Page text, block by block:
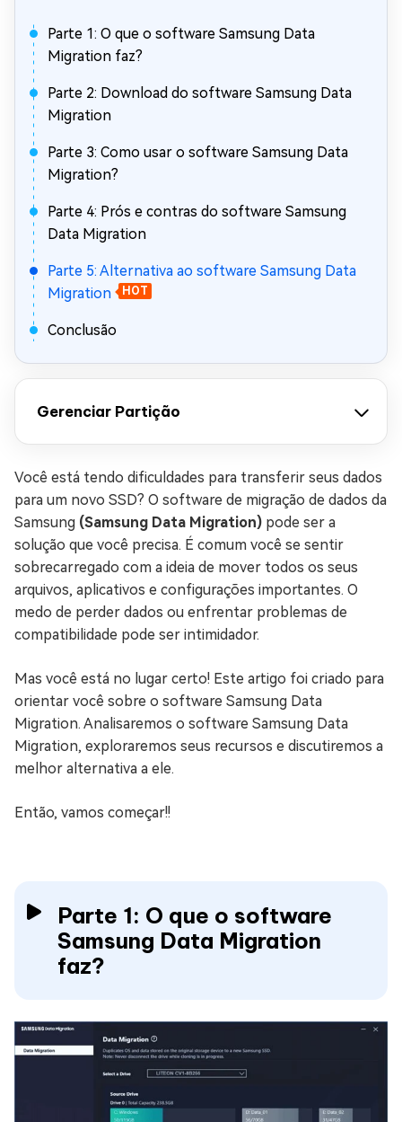
Parte 1: O que o software Samsung Data
Migration faz?
Parte 2: Download do software Samsung Data
Migration
Parte 3: Como usar o software Samsung Data
Migration?
Parte 4: Prós e contras do software Samsung
Data Migration
Parte 5: Alternativa ao software Samsung Data
Migration
HOT
Conclusão
Gerenciar Partição
Você está tendo dificuldades para transferir seus dados
para um novo SSD? O software de migração de dados da
Samsung (Samsung Data Migration) pode ser a
solução que você precisa. É comum você se sentir
sobrecarregado com a ideia de mover todos os seus
arquivos, aplicativos e configurações importantes. O
medo de perder dados ou enfrentar problemas de
compatibilidade pode ser intimidador.
Mas você está no lugar certo! Este artigo foi criado para
orientar você sobre o software Samsung Data
Migration. Analisaremos o software Samsung Data
Migration, exploraremos seus recursos e discutiremos a
melhor alternativa a ele.
Então, vamos começar!!
Parte 1: O que o software
Samsung Data Migration
faz?